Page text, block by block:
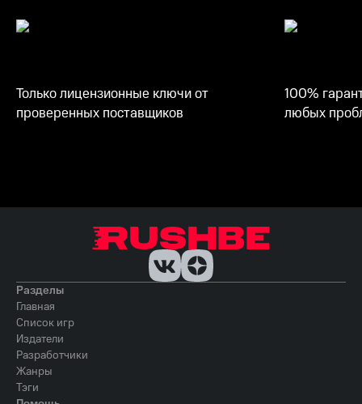
Только лицензионные ключи от
проверенных поставщиков
100%
любых
Разделы
Главная
Список игр
Издатели
Разработчики
Жанры
Тэги